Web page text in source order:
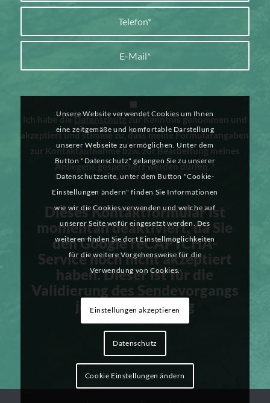
Ich habe dieDatenschutzzur Kenntnis genommen und
akzeptiert und stimme zu, dass meine Formularangaben
zur Kontaktaufnahme bzw. zur Bearbeitung meines
Anliegens gespeichert werden dürfen.*
Dieses Kontaktformular ist
momentan deaktiviert, da Sie
den Google reCAPTCHA-
Service noch nicht akzeptiert
haben. Dieser ist für die
Validierung des Sendevorgangs
jedoch notwendig
Unsere Website verwendet Cookies um Ihnen
eine zeitgemäße und komfortable Darstellung
unserer Webseite zu ermöglichen. Unter dem
Button "Datenschutz" gelangen Sie zu unserer
Datenschutzseite, unter dem Button "Cookie-
Einstellungen ändern" finden Sie Informationen
wie wir die Cookies verwenden und welche auf
unserer Seite wofür eingesetzt werden. Des
weiteren finden Sie dort Einstellmöglichkeiten
für die weitere Vorgehensweise für die
Verwendung von Cookies.
Einstellungen akzeptieren
Datenschutz
Cookie Einstellungen ändern